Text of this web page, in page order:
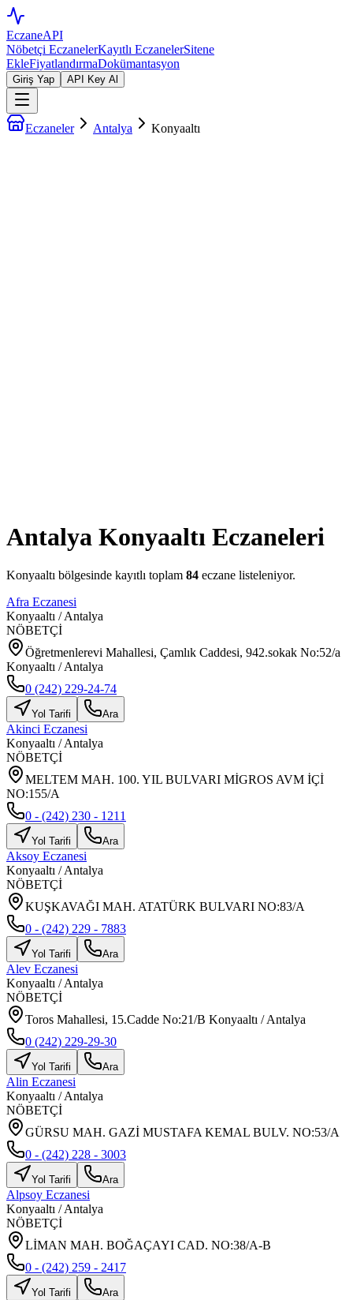
EczaneAPI
Nöbetçi EczanelerKayıtlı EczanelerSitene
EkleFiyatlandırmaDokümantasyon
Giriş Yap API Key Al
Eczaneler Antalya Konyaaltı
Antalya Konyaaltı Eczaneleri
Konyaaltı bölgesinde kayıtlı toplam 84 eczane listeleniyor.
Afra Eczanesi
Konyaaltı /Antalya
NÖBETÇİ
Öğretmenlerevi Mahallesi, Çamlık Caddesi, 942.sokak No:52/a
Konyaaltı / Antalya
0 (242) 229-24-74
Yol Tarifi Ara
Akinci Eczanesi
Konyaaltı /Antalya
NÖBETÇİ
MELTEM MAH. 100. YIL BULVARI MİGROS AVM İÇİ
NO:155/A
0 - (242) 230 - 1211
Yol Tarifi Ara
Aksoy Eczanesi
Konyaaltı /Antalya
NÖBETÇİ
KUŞKAVAĞI MAH. ATATÜRK BULVARI NO:83/A
0 - (242) 229 - 7883
Yol Tarifi Ara
Alev Eczanesi
Konyaaltı /Antalya
NÖBETÇİ
Toros Mahallesi, 15.Cadde No:21/B Konyaaltı / Antalya
0 (242) 229-29-30
Yol Tarifi Ara
Alin Eczanesi
Konyaaltı /Antalya
NÖBETÇİ
GÜRSU MAH. GAZİ MUSTAFA KEMAL BULV. NO:53/A
0 - (242) 228 - 3003
Yol Tarifi Ara
Alpsoy Eczanesi
Konyaaltı /Antalya
NÖBETÇİ
LİMAN MAH. BOĞAÇAYI CAD. NO:38/A-B
0 - (242) 259 - 2417
Yol Tarifi Ara